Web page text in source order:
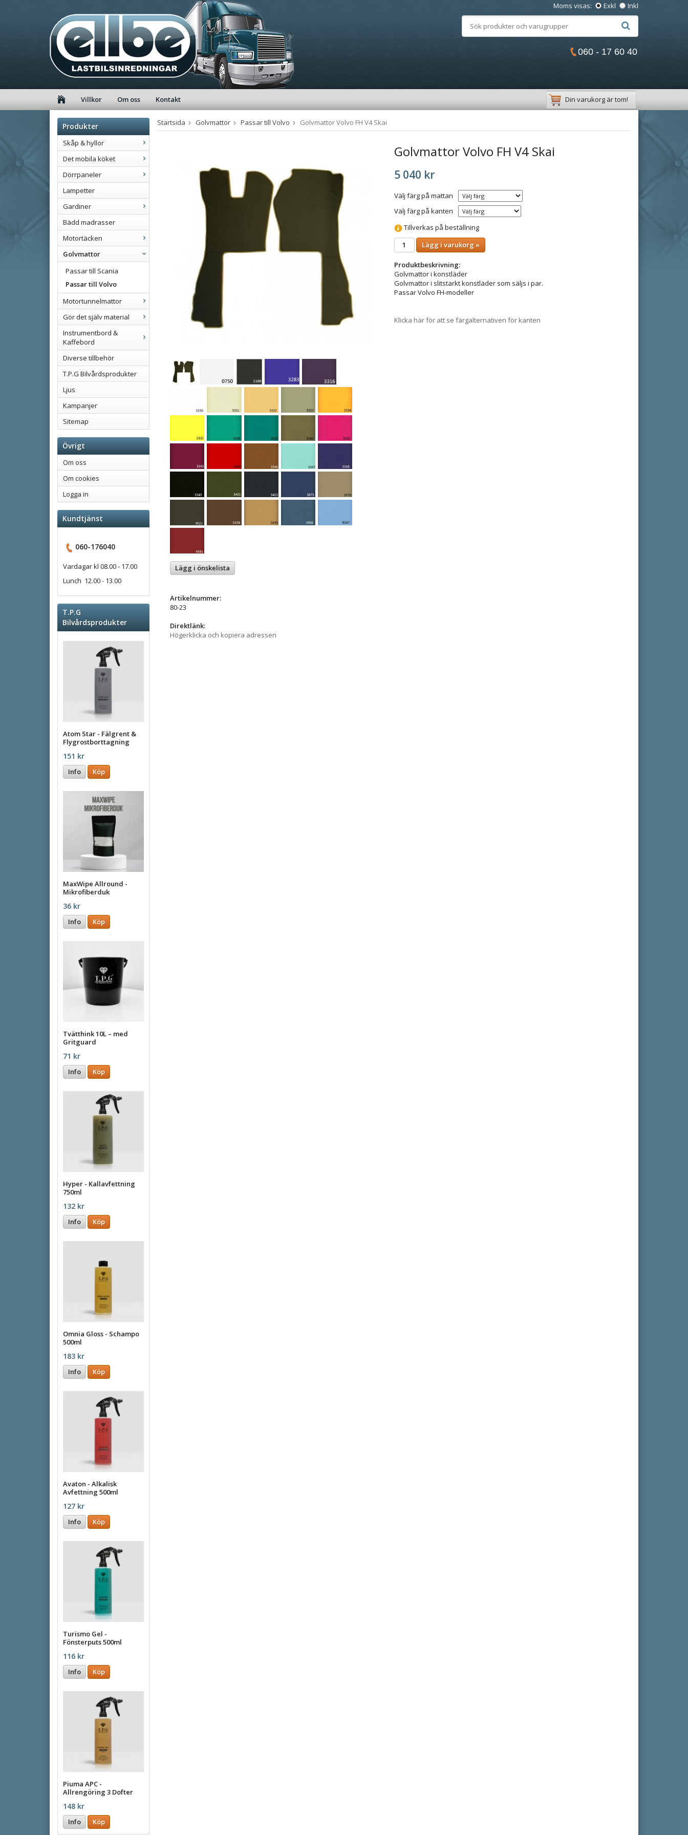
060 - 17 60 40
Moms visas: Exkl Inkl
Villkor Om oss Kontakt Din varukorg är tom!
Produkter
Skåp & hyllor
Det mobila köket
Dörrpaneler
Lampetter
Gardiner
Bädd madrasser
Motortäcken
Golvmattor
Passar till Scania
Passar till Volvo
Motortunnelmattor
Gör det själv material
Instrumentbord &
Kaffebord
Diverse tillbehör
T.P.G Bilvårdsprodukter
Ljus
Kampanjer
Sitemap
Övrigt
Om oss
Om cookies
Logga in
Kundtjänst
060-176040
Vardagar kl 08.00 - 17.00
Lunch 12.00 - 13.00
T.P.G
Bilvårdsprodukter
Atom Star - Fälgrent &
Flygrostborttagning
151 kr
Info Köp
MaxWipe Allround -
Mikrofiberduk
36 kr
Info Köp
Tvätthink 10L – med
Gritguard
71 kr
Info Köp
Hyper - Kallavfettning
750ml
132 kr
Info Köp
Omnia Gloss - Schampo
500ml
183 kr
Info Köp
Avaton - Alkalisk
Avfettning 500ml
127 kr
Info Köp
Turismo Gel -
Fönsterputs 500ml
116 kr
Info Köp
Piuma APC -
Allrengöring 3 Dofter
148 kr
Info Köp
Startsida Golvmattor Passar till Volvo Golvmattor Volvo FH V4 Skai
Golvmattor Volvo FH V4 Skai
5 040 kr
Välj färg på mattan
Välj färg på kanten
Tillverkas på beställning
Lägg i varukorg »
Produktbeskrivning:
Golvmattor i konstläder
Golvmattor i slitstarkt konstläder som säljs i par.
Passar Volvo FH-modeller
Klicka här för att se färgalternativen för kanten
Lägg i önskelista
Artikelnummer:
80-23
Direktlänk:
Högerklicka och kopiera adressen